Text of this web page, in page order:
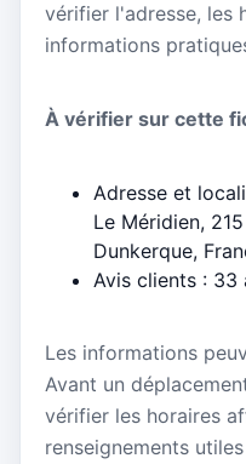
vérifier l'adresse, les
informations
À vérifier sur cette
Adresse et
Le Méridien,
Dunkerque,
Avis clients : 33
Les informations
Avant un
vérifier les horaires
renseignements